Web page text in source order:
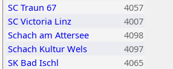
SC Traun 67
4057
SC Victoria Linz
4007
Schach am Attersee
4098
Schach Kultur Wels
4097
SK Bad Ischl
4065